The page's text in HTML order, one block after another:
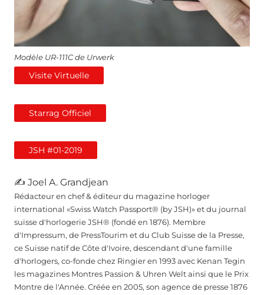
Modèle UR-111C de Urwerk
Visite Virtuelle
Starrag Officiel
JSH #01-2019
✍ Joel A. Grandjean
Rédacteur en chef & éditeur du magazine horloger
international «Swiss Watch Passport® (by JSH)» et du journal
suisse d'horlogerie JSH® (fondé en 1876). Membre
d'Impressum, de PressTourim et du Club Suisse de la Presse,
ce Suisse natif de Côte d'Ivoire, descendant d'une famille
d'horlogers, co-fonde chez Ringier en 1993 avec Kenan Tegin
les magazines Montres Passion & Uhren Welt ainsi que le Prix
Montre de l'Année. Créée en 2005, son agence de presse 1876